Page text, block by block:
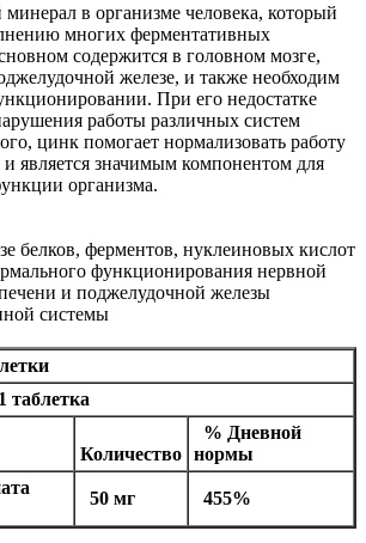
в организме человека, который
многих ферментативных
содержится в головном мозге,
железе, и также необходим
При его недостатке
работы различных систем
цинк помогает нормализовать работу
является значимым компонентом для
организма.
белков, ферментов, нуклеиновых кислот
функционирования нервной
и поджелудочной железы
системы
таблетка
Количество
% Дневной
нормы
50 мг 455%